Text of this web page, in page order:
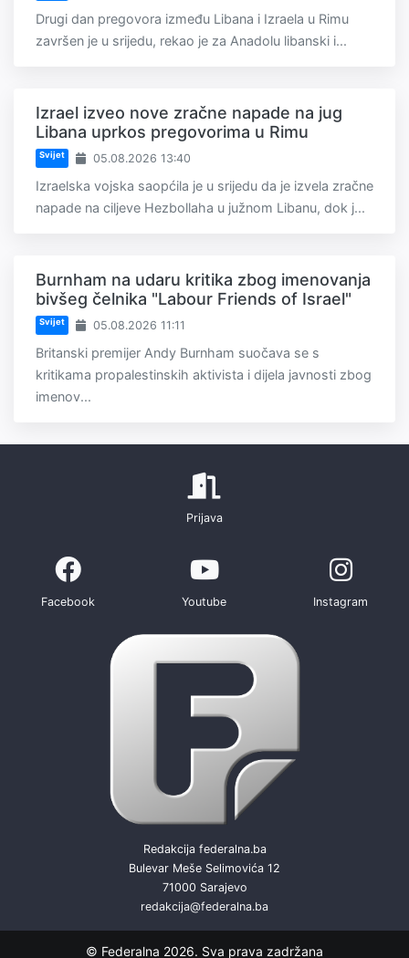
Drugi dan pregovora između Libana i Izraela u Rimu
završen je u srijedu, rekao je za Anadolu libanski i...
Izrael izveo nove zračne napade na jug
Libana uprkos pregovorima u Rimu
Svijet 05.08.2026 13:40
Izraelska vojska saopćila je u srijedu da je izvela zračne
napade na ciljeve Hezbollaha u južnom Libanu, dok j...
Burnham na udaru kritika zbog imenovanja
bivšeg čelnika "Labour Friends of Israel"
Svijet 05.08.2026 11:11
Britanski premijer Andy Burnham suočava se s
kritikama propalestinskih aktivista i dijela javnosti zbog
imenov...
Prijava
Facebook Youtube Instagram
Redakcija federalna.ba
Bulevar Meše Selimovića 12
71000 Sarajevo
redakcija@federalna.ba
© Federalna 2026. Sva prava zadržana